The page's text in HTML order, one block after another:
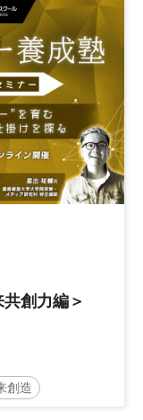
参加無料
創力編＞
創造